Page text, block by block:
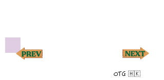
OTG 🇭🇰